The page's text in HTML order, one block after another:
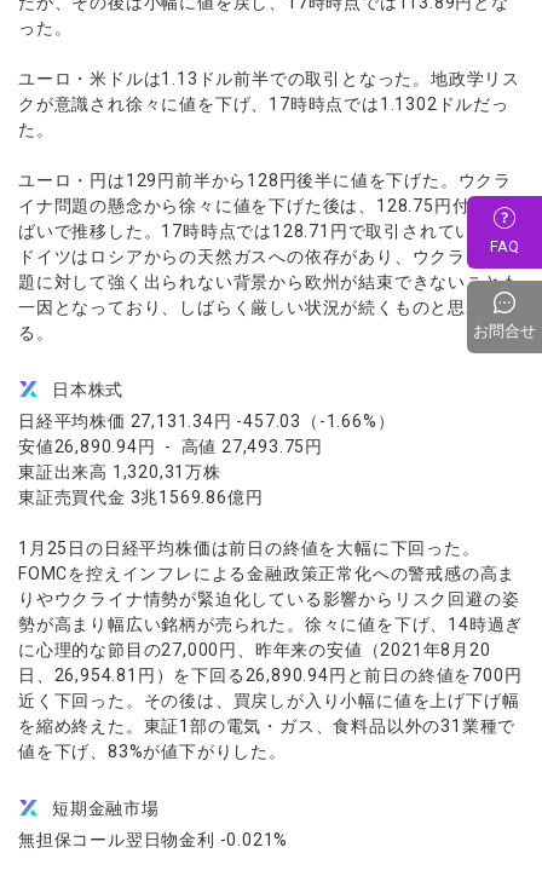
った。
ユーロ・米ドルは1.13ドル前半での取引となった。地政学リス
クが意識され徐々に値を下げ、17時時点では1.1302ドルだっ
た。
ユーロ・円は129円前半から128円後半に値を下げた。ウクラ
イナ問題の懸念から徐々に値を下げた後は、128.75円付近の横
ばいで推移した。17時時点では128.71円で取引されている。
ドイツはロシアからの天然ガスへの依存があり、ウクライナ問
題に対して強く出られない背景から欧州が結束できないことも
一因となっており、しばらく厳しい状況が続くものと思われ
る。
日本株式
日経平均株価 27,131.34円 -457.03（-1.66%）
安値26,890.94円 - 高値 27,493.75円
東証出来高 1,320,31万株
東証売買代金 3兆1569.86億円
1月25日の日経平均株価は前日の終値を大幅に下回った。
FOMCを控えインフレによる金融政策正常化への警戒感の高ま
りやウクライナ情勢が緊迫化している影響からリスク回避の姿
勢が高まり幅広い銘柄が売られた。徐々に値を下げ、14時過ぎ
に心理的な節目の27,000円、昨年来の安値（2021年8月20
日、26,954.81円）を下回る26,890.94円と前日の終値を700円
近く下回った。その後は、買戻しが入り小幅に値を上げ下げ幅
を縮め終えた。東証1部の電気・ガス、食料品以外の31業種で
値を下げ、83%が値下がりした。
短期金融市場
無担保コール翌日物金利 -0.021%
FAQ
お問合せ